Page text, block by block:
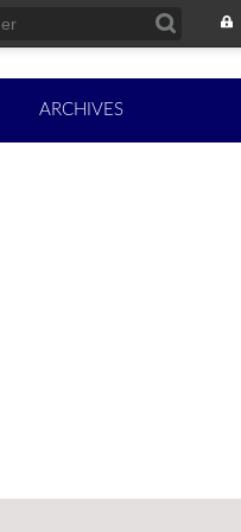
ARCHIVES